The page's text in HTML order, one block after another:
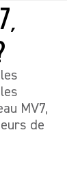
MV7,
de